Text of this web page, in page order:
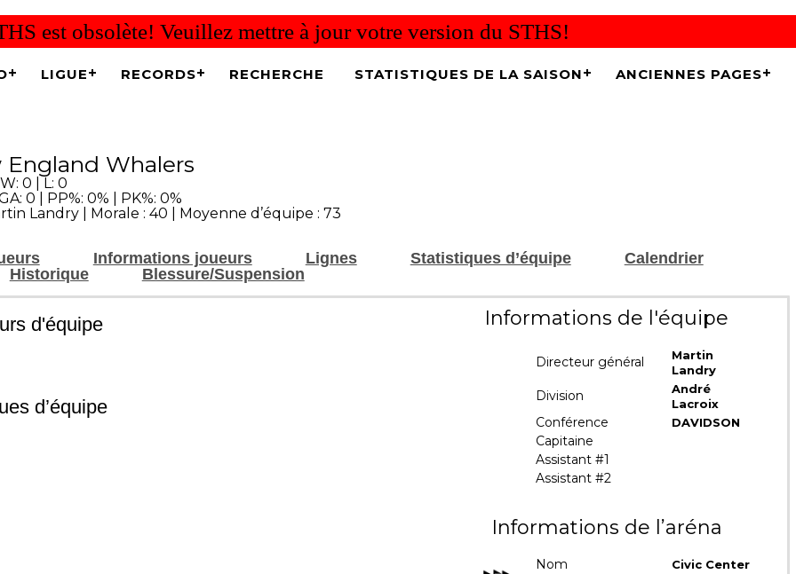
est obsolète! Veuillez mettre à jour votre version du STHS!
LIGUE RECORDS RECHERCHE STATISTIQUES DE LA SAISON ANCIENNES PAGES
England Whalers
0 | L: 0
0 | PP%: 0% | PK%: 0%
Landry | Morale : 40 | Moyenne d’équipe : 73
Informations joueurs Lignes Statistiques d’équipe
Calendrier
Historique Blessure/Suspension
d'équipe
d’équipe
Informations de l'équipe
Directeur général
Martin
Landry
Division
André
Lacroix
Conférence DAVIDSON
Capitaine
Assistant #1
Assistant #2
Informations de l’aréna
Nom Civic Center